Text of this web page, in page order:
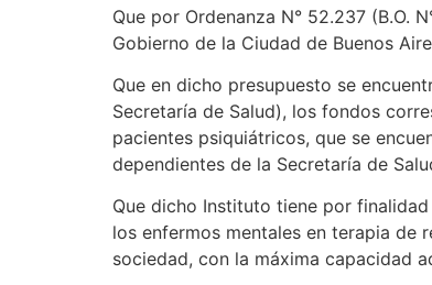
Que por Ordenanza N° 52.237 (B.O.
Gobierno de la Ciudad de Buenos
Que en dicho presupuesto se
Secretaría de Salud), los fondos
pacientes psiquiátricos, que se
dependientes de la Secretaría de
Que dicho Instituto tiene por
los enfermos mentales en terapia de
sociedad, con la máxima capacidad